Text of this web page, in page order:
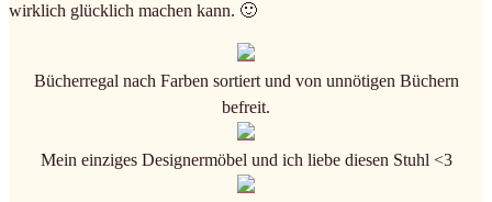
wirklich glücklich machen kann. 🙂
Bücherregal nach Farben sortiert und von unnötigen Büchern
befreit.
Mein einziges Designermöbel und ich liebe diesen Stuhl <3